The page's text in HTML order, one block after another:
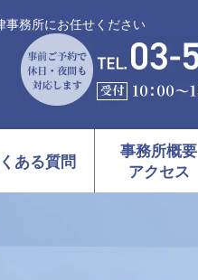
事務所にお任せください
ある質問
事務所概要
アクセス